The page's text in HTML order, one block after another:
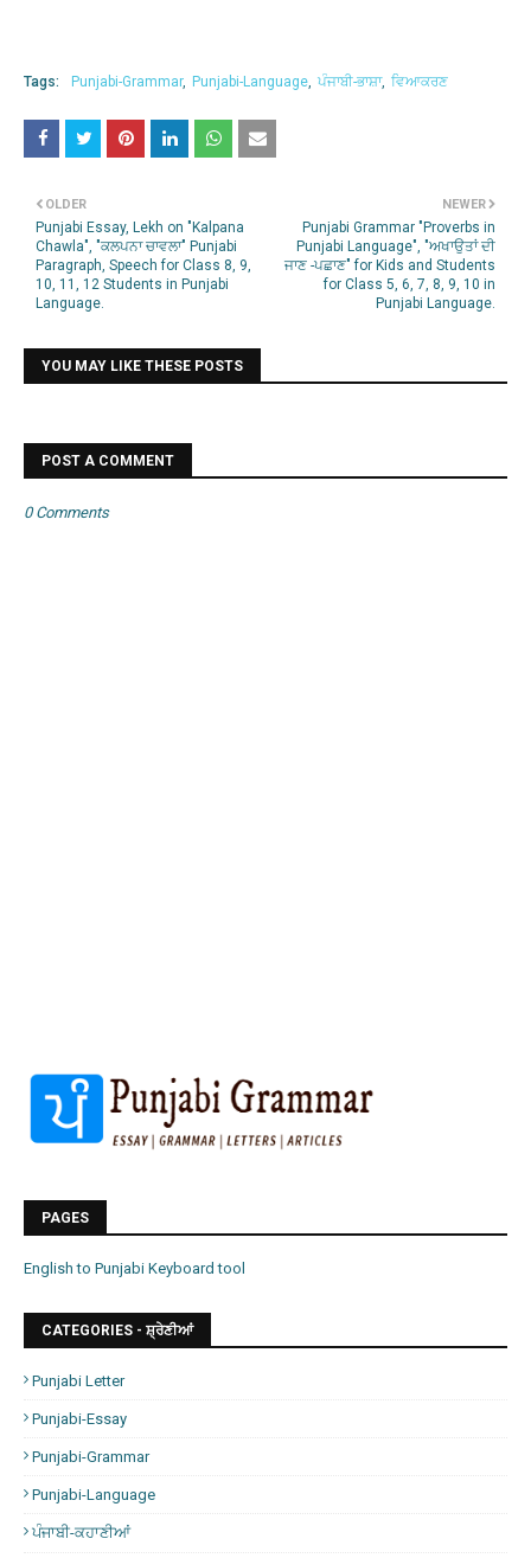
Tags: Punjabi-Grammar Punjabi-Language ਪੰਜਾਬੀ-ਭਾਸ਼ਾ ਵਿਆਕਰਣ
NEWER
Punjabi Grammar "Proverbs in
Punjabi Language", "ਅਖਾਉਤਾਂ ਦੀ
ਜਾਣ -ਪਛਾਣ" for Kids and Students
for Class 5, 6, 7, 8, 9, 10 in
Punjabi Language.
OLDER
Punjabi Essay, Lekh on "Kalpana
Chawla", "ਕਲਪਨਾ ਚਾਵਲਾ" Punjabi
Paragraph, Speech for Class 8, 9,
10, 11, 12 Students in Punjabi
Language.
YOU MAY LIKE THESE POSTS
POST A COMMENT
0 Comments
PAGES
English to Punjabi Keyboard tool
CATEGORIES - ਸ਼੍ਰੇਣੀਆਂ
Punjabi Letter
Punjabi-Essay
Punjabi-Grammar
Punjabi-Language
ਪੰਜਾਬੀ-ਕਹਾਣੀਆਂ